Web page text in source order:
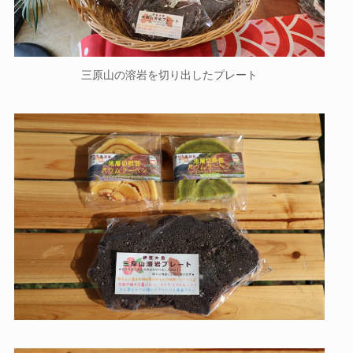
三原山の溶岩を切り出したプレート